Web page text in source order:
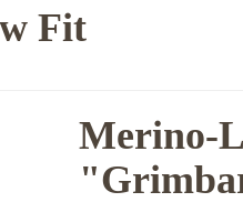
Fit
Merino-